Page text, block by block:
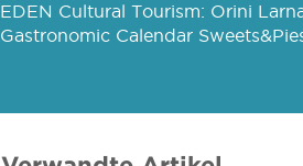
EDEN Cultural Tourism: Orini
Gastronomic Calendar